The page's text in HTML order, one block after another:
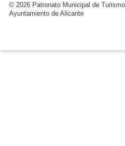
© 2026 Patronato Municipal de
Ayuntamiento de Alicante